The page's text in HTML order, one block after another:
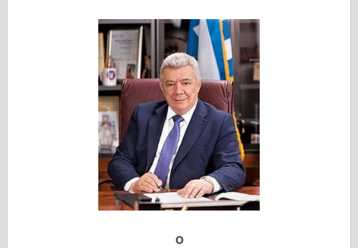
Ο